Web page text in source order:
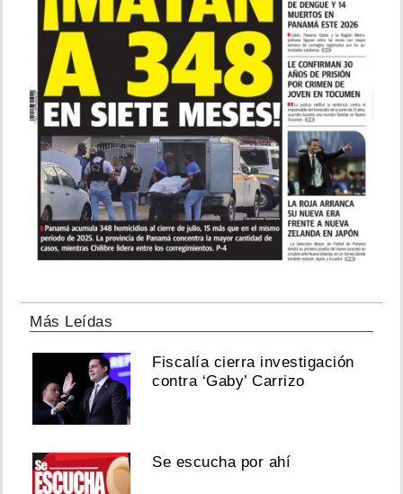
Más Leídas
Fiscalía cierra investigación
contra ‘Gaby’ Carrizo
Se escucha por ahí